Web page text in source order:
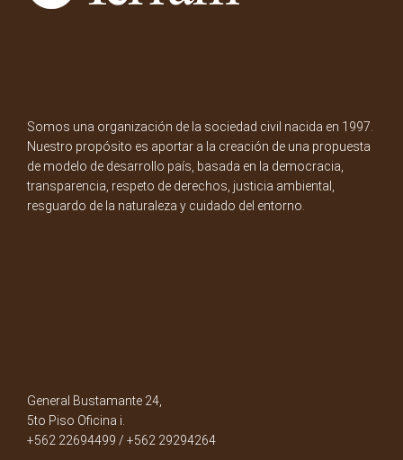
Somos una organización de la sociedad civil nacida en 1997.
Nuestro propósito es aportar a la creación de una propuesta
de modelo de desarrollo país, basada en la democracia,
transparencia, respeto de derechos, justicia ambiental,
resguardo de la naturaleza y cuidado del entorno.
General Bustamante 24,
5to Piso Oficina i.
+562 22694499 / +562 29294264